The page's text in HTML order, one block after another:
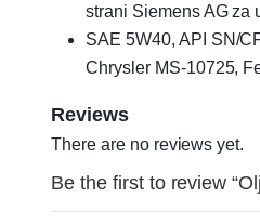
strani Siemens AG za
SAE 5W40, API SN/
Chrysler MS-10725,
Reviews
There are no reviews yet.
Be the first to review